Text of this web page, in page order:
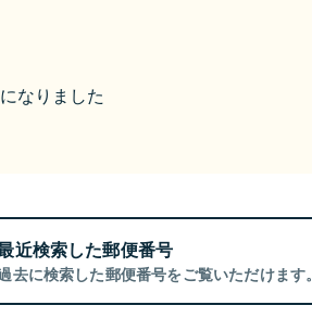
なりました
近検索した郵便番号
去に検索した郵便番号をご覧いただけます。